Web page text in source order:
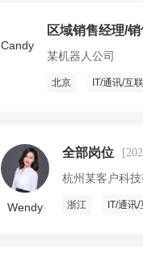
Candy
区域销售经理/
某机器人公司
北京 IT/通讯/互
Wendy
全部岗位
杭州某客户科
浙江 IT/通讯